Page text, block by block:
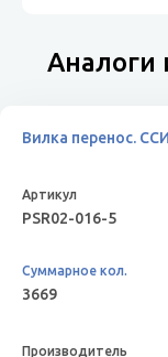
Аналоги
Вилка перенос.
PSR02-016-5
3669